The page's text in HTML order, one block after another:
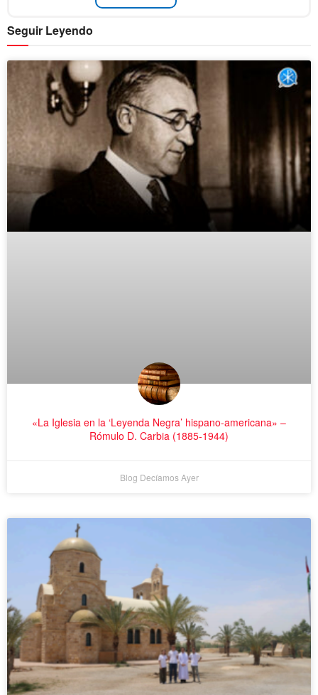
Seguir Leyendo
«La Iglesia en la ‘Leyenda Negra’ hispano-americana» –
Rómulo D. Carbia (1885-1944)
Blog Decíamos Ayer